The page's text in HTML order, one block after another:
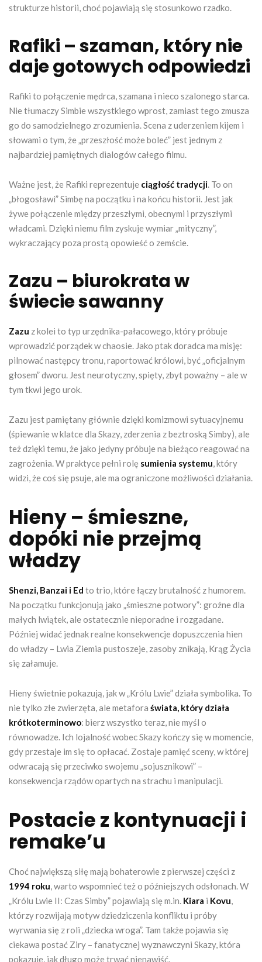
strukturze historii, choć pojawiają się stosunkowo rzadko.
Rafiki – szaman, który nie
daje gotowych odpowiedzi
Rafiki to połączenie mędrca, szamana i nieco szalonego starca.
Nie tłumaczy Simbie wszystkiego wprost, zamiast tego zmusza
go do samodzielnego zrozumienia. Scena z uderzeniem kijem i
słowami o tym, że „przeszłość może boleć” jest jednym z
najbardziej pamiętnych dialogów całego filmu.
Ważne jest, że Rafiki reprezentuje ciągłość tradycji . To on
„błogosławi” Simbę na początku i na końcu historii. Jest jak
żywe połączenie między przeszłymi, obecnymi i przyszłymi
władcami. Dzięki niemu film zyskuje wymiar „mityczny”,
wykraczający poza prostą opowieść o zemście.
Zazu – biurokrata w
świecie sawanny
Zazu z kolei to typ urzędnika-pałacowego, który próbuje
wprowadzić porządek w chaosie. Jako ptak doradca ma misję:
pilnować następcy tronu, raportować królowi, być „oficjalnym
głosem” dworu. Jest neurotyczny, spięty, zbyt poważny – ale w
tym tkwi jego urok.
Zazu jest pamiętany głównie dzięki komizmowi sytuacyjnemu
(śpiewanie w klatce dla Skazy, zderzenia z beztroską Simby), ale
też dzięki temu, że jako jedyny próbuje na bieżąco reagować na
zagrożenia. W praktyce pełni rolę sumienia systemu , który
widzi, że coś się psuje, ale ma ograniczone możliwości działania.
Hieny – śmieszne,
dopóki nie przejmą
władzy
Shenzi, Banzai i Ed to trio, które łączy brutalność z humorem.
Na początku funkcjonują jako „śmieszne potwory”: groźne dla
małych lwiątek, ale ostatecznie nieporadne i rozgadane.
Później widać jednak realne konsekwencje dopuszczenia hien
do władzy – Lwia Ziemia pustoszeje, zasoby znikają, Krąg Życia
się załamuje.
Hieny świetnie pokazują, jak w „Królu Lwie” działa symbolika. To
nie tylko złe zwierzęta, ale metafora świata, który działa
krótkoterminowo: bierz wszystko teraz, nie myśl o
równowadze. Ich lojalność wobec Skazy kończy się w momencie,
gdy przestaje im się to opłacać. Zostaje pamięć sceny, w której
odwracają się przeciwko swojemu „sojusznikowi” –
konsekwencja rządów opartych na strachu i manipulacji.
Postacie z kontynuacji i
remake’u
Choć największą siłę mają bohaterowie z pierwszej części z
1994 roku , warto wspomnieć też o późniejszych odsłonach. W
„Królu Lwie II: Czas Simby” pojawiają się m.in. Kiara i Kovu
którzy rozwijają motyw dziedziczenia konfliktu i próby
wyrwania się z roli „dziecka wroga”. Tam także pojawia się
ciekawa postać Ziry – fanatycznej wyznawczyni Skazy, która
pokazuje, jak długo może trwać nienawiść.